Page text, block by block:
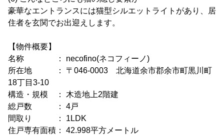
豪華なエントランスには猫型シルエットライトがあり、居
住者を玄関でお出迎えします。
【物件概要】
名称 ： necofino(ネコフィーノ)
所在地 ： 〒046-0003 北海道余市郡余市町黒川町
18丁目3-10
構造・規模 ： 木造地上2階建
総戸数 ： 4戸
間取り ： 1LDK
住戸専有面積： 42.998平方メートル